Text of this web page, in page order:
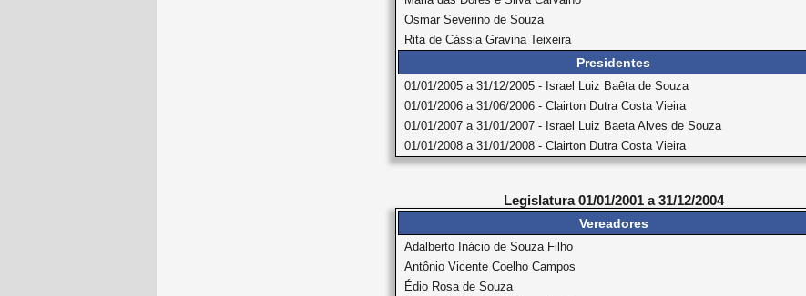
Osmar Severino de Souza
Rita de Cássia Gravina Teixeira
Presidentes
01/01/2005 a 31/12/2005 - Israel Luiz Baêta de Souza
01/01/2006 a 31/06/2006 - Clairton Dutra Costa Vieira
01/01/2007 a 31/01/2007 - Israel Luiz Baeta Alves de Souza
01/01/2008 a 31/01/2008 - Clairton Dutra Costa Vieira
Legislatura 01/01/2001 a 31/12/2004
Vereadores
Adalberto Inácio de Souza Filho
Antônio Vicente Coelho Campos
Édio Rosa de Souza